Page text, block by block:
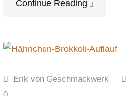
Continue Reading
Erik von Geschmackwerk